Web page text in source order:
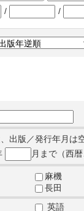
/ /
出版／発行年月は
月まで（西暦
麻機
長田
英語